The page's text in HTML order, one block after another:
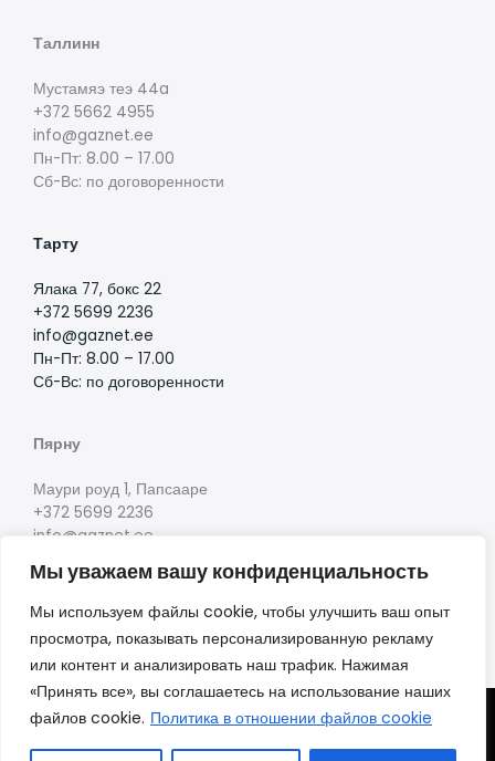
Мы уважаем вашу конфиденциальность
Мы используем файлы cookie, чтобы улучшить ваш опыт
просмотра, показывать персонализированную рекламу
или контент и анализировать наш трафик. Нажимая
«Принять все», вы соглашаетесь на использование наших
файлов cookie. Политика в отношении файлов cookie
Таллинн
Мустамяэ теэ 44a
+372 5662 4955
info@gaznet.ee
Пн-Пт: 8.00 – 17.00
Сб-Вс: по договоренности
Тарту
Ялака 77, бокс 22
+372 5699 2236
info@gaznet.ee
Пн-Пт: 8.00 – 17.00
Сб-Вс: по договоренности
Пярну
Маури роуд 1, Папсааре
+372 5699 2236
info@gaznet.ee
Сб-Вс: по договоренности
Copyright © 2026 Gaznet